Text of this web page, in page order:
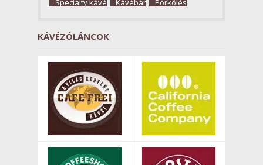
KÁVÉZÓLÁNCOK